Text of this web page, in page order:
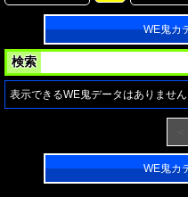
WE鬼カ
検索
表示できるWE鬼データはありませ
WE鬼カ